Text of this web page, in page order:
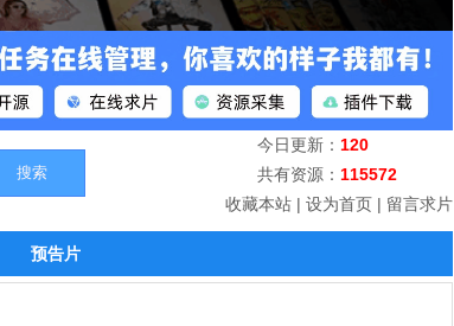
今日更新： 120
共有资源： 115572
收藏本站 | 设为首页 | 留言求片
预告片